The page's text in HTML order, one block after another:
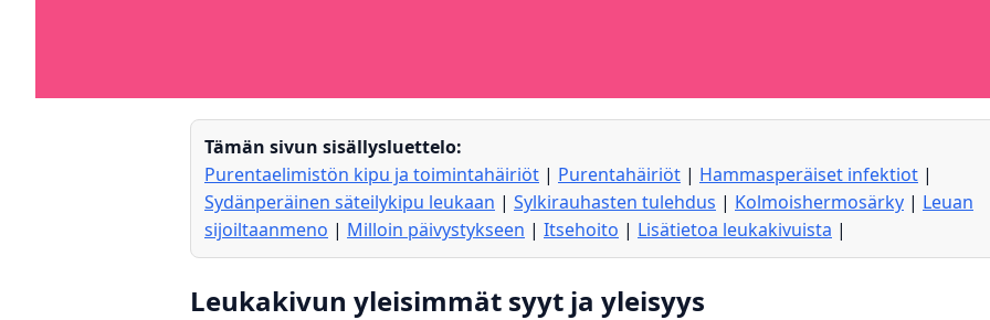
Tämän sivun sisällysluettelo:
Purentaelimistön kipu ja toimintahäiriöt | Purentahäiriöt | Hammasperäiset infektiot |
Sydänperäinen säteilykipu leukaan | Sylkirauhasten tulehdus | Kolmoishermosärky | Leuan
sijoiltaanmeno | Milloin päivystykseen | Itsehoito | Lisätietoa leukakivuista |
Leukakivun yleisimmät syyt ja yleisyys